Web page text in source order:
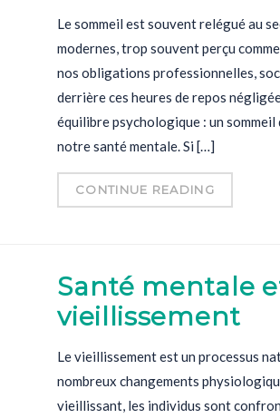
Le sommeil est souvent relégué au
modernes, trop souvent perçu
nos obligations professionnelles,
derrière ces heures de repos
équilibre psychologique : un
notre santé mentale. Si […]
CONTINUE READING
Santé mentale
vieillissement
Le vieillissement est un processus
nombreux changements
vieillissant, les individus sont